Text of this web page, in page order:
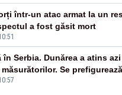
într-un atac armat la un
a fost găsit mort
în Serbia. Dunărea a atins
Se